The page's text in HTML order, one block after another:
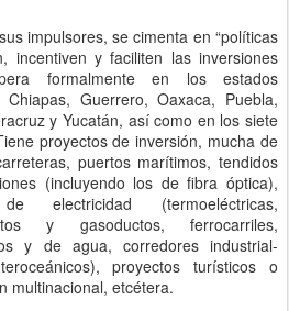
impulsores, se cimenta en “políticas
incentiven y faciliten las inversiones
formalmente en los estados
Guerrero, Oaxaca, Puebla,
y Yucatán, así como en los siete
proyectos de inversión, mucha de
puertos marítimos, tendidos
(incluyendo los de fibra óptica),
electricidad (termoeléctricas,
y gasoductos, ferrocarriles,
y de agua, corredores industrial-
proyectos turísticos o
multinacional, etcétera.